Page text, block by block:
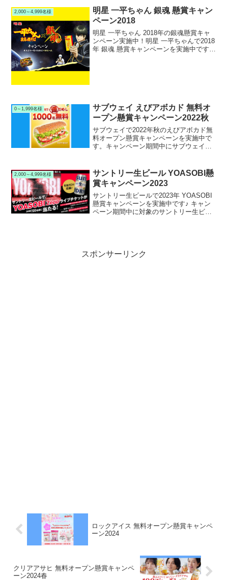
ると、抽選で20万名様にサントリー天然
水 きりっと果実 オレンジ＆マンゴー フ
ァミマ無料引換クーポンが当たります。
2,000～4,999名様
明星 一平ちゃん 銀魂 懸賞キャン
ペーン2018
明星 一平ちゃん 2018年の銀魂懸賞キャ
ンペーン実施中！明星 一平ちゃんで2018
年 銀魂 懸賞キャンペーンを実施中です。
0～1,999名様
サブウェイ えびアボカド 無料オ
ープン懸賞キャンペーン2022秋
サブウェイで2022年秋のえびアボカド無
料オープン懸賞キャンペーンを実施中で
す。キャンペーン期間中にサブウェイ公
にサブウェイ えびアボカド無料引換クー
ポンが当たります。
2,000～4,999名様
サントリー生ビール YOASOBI懸
賞キャンペーン2023
サントリー生ビールで2023年 YOASOBI
懸賞キャンペーンを実施中です♪ キャン
ペーン期間中に対象のサントリー生ビー
スポンサーリンク
ロックアイス 無料オープン懸賞キャンペ
ーン2024
クリアアサヒ 無料オープン懸賞キャンペ
ーン2024春